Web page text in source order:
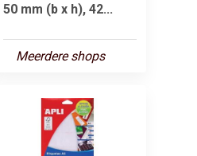
50 mm (b x h), 42...
Meerdere shops